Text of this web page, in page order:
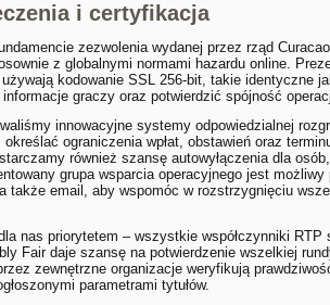
i certyfikacja
zezwolenia wydanej przez rząd
z globalnymi normami hazardu online.
kodowanie SSL 256-bit, takie identyczne
graczy oraz potwierdzić spójność
innowacyjne systemy odpowiedzialnej
ograniczenia wpłat, obstawień oraz
również szansę autowyłączenia dla
grupa wsparcia operacyjnego jest możliwy
także email, aby wspomóc w rozstrzygnięciu
nas priorytetem – wszystkie współczynniki RTP
Fair daje szansę na potwierdzenie wszelkiej
zewnętrzne organizacje weryfikują
parametrami tytułów.